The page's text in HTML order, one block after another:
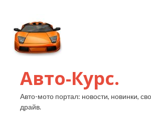
Авто-Курс.
Авто-мото портал: новости, новинки,
драйв.